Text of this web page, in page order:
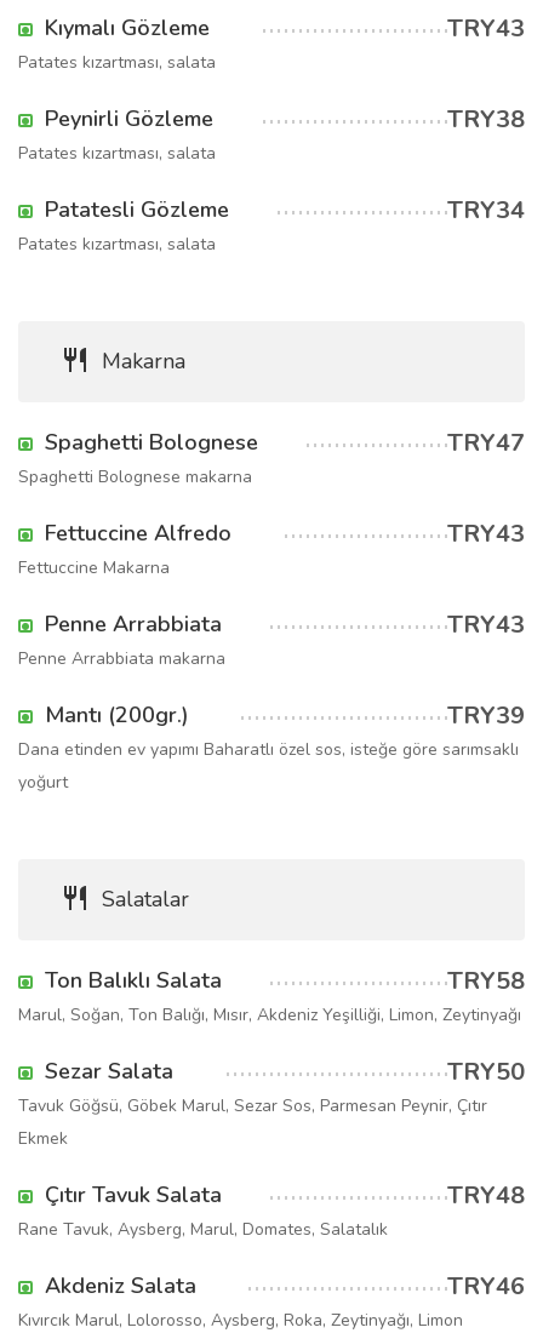
Kıymalı Gözleme TRY43
Patates kızartması, salata
Peynirli Gözleme TRY38
Patates kızartması, salata
Patatesli Gözleme TRY34
Patates kızartması, salata
Makarna
Spaghetti Bolognese TRY47
Spaghetti Bolognese makarna
Fettuccine Alfredo TRY43
Fettuccine Makarna
Penne Arrabbiata TRY43
Penne Arrabbiata makarna
Mantı (200gr.) TRY39
Dana etinden ev yapımı Baharatlı özel sos, isteğe göre sarımsaklı
yoğurt
Salatalar
Ton Balıklı Salata TRY58
Marul, Soğan, Ton Balığı, Mısır, Akdeniz Yeşilliği, Limon, Zeytinyağı
Sezar Salata TRY50
Tavuk Göğsü, Göbek Marul, Sezar Sos, Parmesan Peynir, Çıtır
Ekmek
Çıtır Tavuk Salata TRY48
Rane Tavuk, Aysberg, Marul, Domates, Salatalık
Akdeniz Salata TRY46
Kıvırcık Marul, Lolorosso, Aysberg, Roka, Zeytinyağı, Limon